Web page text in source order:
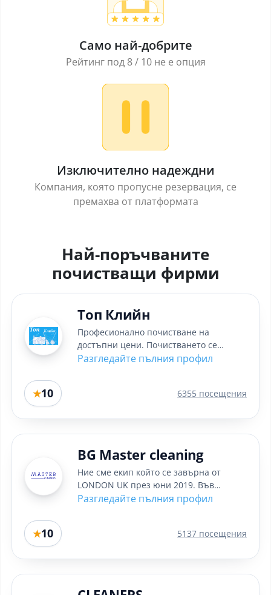
Само най-добрите
Рейтинг под 8 / 10 не е опция
Изключително надеждни
Компания, която пропусне резервация, се
премахва от платформата
Най-поръчваните
почистващи фирми
Топ Клийн
Професионално почистване на
достъпни цени. Почистването се
извършва с химически професионални
Разгледайте пълния профил
★10 6355 посещения
BG Master cleaning
Ние сме екип който се завърна от
LONDON UK през юни 2019. Във
Великобритания бяхме за период от 4
Разгледайте пълния профил
★10 5137 посещения